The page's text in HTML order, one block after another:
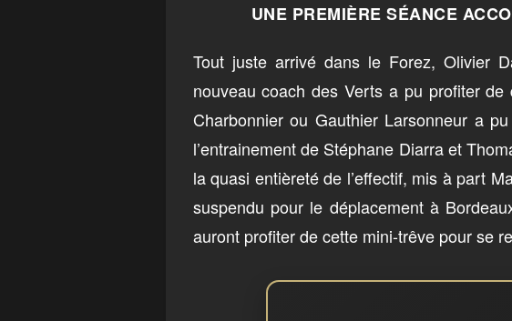
UNE PREMIÈRE SÉANCE
Tout juste arrivé dans le Forez, Olivier
nouveau coach des Verts a pu profiter
Charbonnier ou Gauthier Larsonneur a
l’entrainement de Stéphane Diarra et
la quasi entièreté de l’effectif, mis à part
suspendu pour le déplacement à
auront profiter de cette mini-trêve pour se